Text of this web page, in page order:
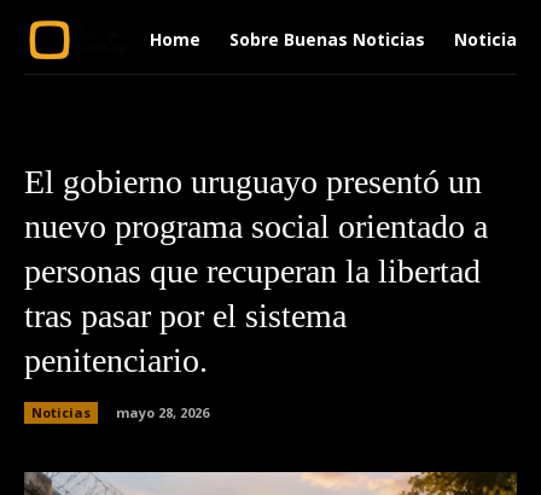
Home Sobre Buenas Noticias Noticias
El gobierno uruguayo presentó un
nuevo programa social orientado a
personas que recuperan la libertad
tras pasar por el sistema
penitenciario.
Noticias mayo 28, 2026